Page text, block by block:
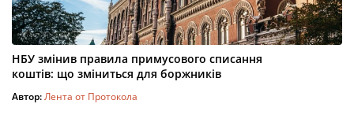
НБУ змінив правила примусового списання
коштів: що зміниться для боржників
Автор:Лента от Протокола